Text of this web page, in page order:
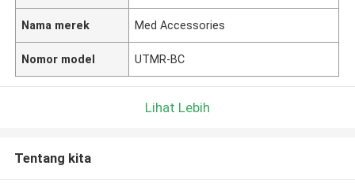
Nama merek Med Accessories
Nomor model UTMR-BC
Lihat Lebih
Tentang kita